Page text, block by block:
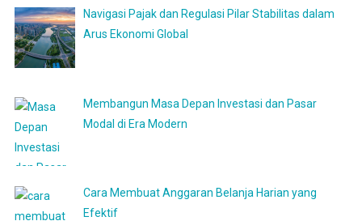
Navigasi Pajak dan Regulasi Pilar Stabilitas dalam
Arus Ekonomi Global
Membangun Masa Depan Investasi dan Pasar
Modal di Era Modern
Cara Membuat Anggaran Belanja Harian yang
Efektif